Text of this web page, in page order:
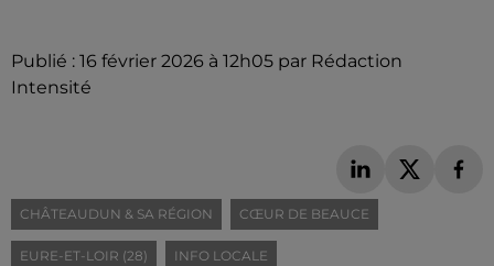
Publié : 16 février 2026 à 12h05 par Rédaction
Intensité
CHÂTEAUDUN & SA RÉGION CŒUR DE BEAUCE
EURE-ET-LOIR (28) INFO LOCALE